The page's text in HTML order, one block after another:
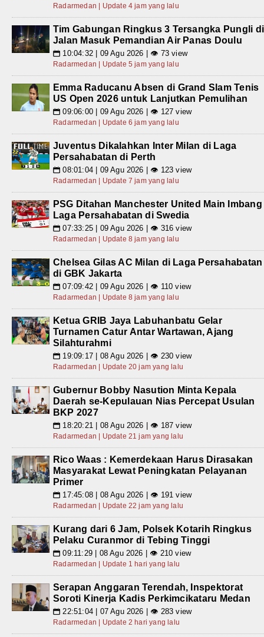
Radarmedan | Update 4 jam yang lalu
Tim Gabungan Ringkus 3 Tersangka Pungli di
Jalan Masuk Pemandian Air Panas Doulu
📅 10:04:32 | 09 Agu 2026 | 👁 73 view
Radarmedan | Update 5 jam yang lalu
Emma Raducanu Absen di Grand Slam Tenis
US Open 2026 untuk Lanjutkan Pemulihan
📅 09:06:00 | 09 Agu 2026 | 👁 127 view
Radarmedan | Update 6 jam yang lalu
Juventus Dikalahkan Inter Milan di Laga
Persahabatan di Perth
📅 08:01:04 | 09 Agu 2026 | 👁 123 view
Radarmedan | Update 7 jam yang lalu
PSG Ditahan Manchester United Main Imbang
Laga Persahabatan di Swedia
📅 07:33:25 | 09 Agu 2026 | 👁 316 view
Radarmedan | Update 8 jam yang lalu
Chelsea Gilas AC Milan di Laga Persahabatan
di GBK Jakarta
📅 07:09:42 | 09 Agu 2026 | 👁 110 view
Radarmedan | Update 8 jam yang lalu
Ketua GRIB Jaya Labuhanbatu Gelar
Turnamen Catur Antar Wartawan, Ajang
Silahturahmi
📅 19:09:17 | 08 Agu 2026 | 👁 230 view
Radarmedan | Update 20 jam yang lalu
Gubernur Bobby Nasution Minta Kepala
Daerah se-Kepulauan Nias Percepat Usulan
BKP 2027
📅 18:20:21 | 08 Agu 2026 | 👁 187 view
Radarmedan | Update 21 jam yang lalu
Rico Waas : Kemerdekaan Harus Dirasakan
Masyarakat Lewat Peningkatan Pelayanan
Primer
📅 17:45:08 | 08 Agu 2026 | 👁 191 view
Radarmedan | Update 22 jam yang lalu
Kurang dari 6 Jam, Polsek Kotarih Ringkus
Pelaku Curanmor di Tebing Tinggi
📅 09:11:29 | 08 Agu 2026 | 👁 210 view
Radarmedan | Update 1 hari yang lalu
Serapan Anggaran Terendah, Inspektorat
Soroti Kinerja Kadis Perkimcikataru Medan
📅 22:51:04 | 07 Agu 2026 | 👁 283 view
Radarmedan | Update 2 hari yang lalu